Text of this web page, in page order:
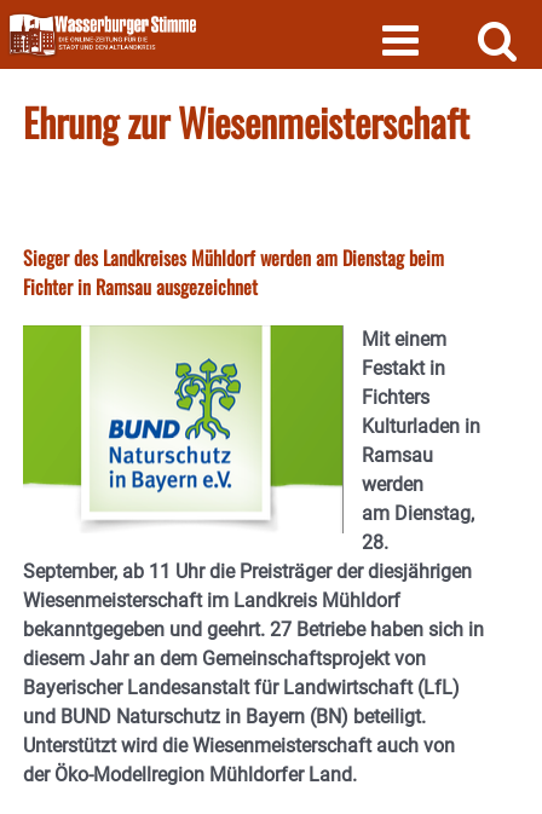
Skip
to
content
Ehrung zur Wiesenmeisterschaft
Sieger des Landkreises Mühldorf werden am Dienstag beim
Fichter in Ramsau ausgezeichnet
Mit einem
Festakt in
Fichters
Kulturladen in
Ramsau
werden
am Dienstag,
28.
September, ab 11 Uhr die Preisträger der diesjährigen
Wiesenmeisterschaft im Landkreis Mühldorf
bekanntgegeben und geehrt. 27 Betriebe haben sich in
diesem Jahr an dem Gemeinschaftsprojekt von
Bayerischer Landesanstalt für Landwirtschaft (LfL)
und BUND Naturschutz in Bayern (BN) beteiligt.
Unterstützt wird die Wiesenmeisterschaft auch von
der Öko-Modellregion Mühldorfer Land.